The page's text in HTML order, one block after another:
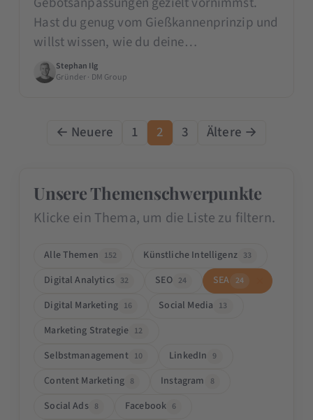
Hast du genug vom Gießkannenprinzip und
willst wissen, wie du deine…
Stephan Ilg
Gründer · DM Group
← Neuere 1 2 3 Ältere →
Unsere Themenschwerpunkte
Klicke ein Thema, um die Liste zu filtern.
Alle Themen 152 Künstliche Intelligenz 33
Digital Analytics 32 SEO 24 SEA 24
Digital Marketing 16 Social Media 13
Marketing Strategie 12
Selbstmanagement 10 LinkedIn 9
Content Marketing 8 Instagram 8
Social Ads 8 Facebook 6